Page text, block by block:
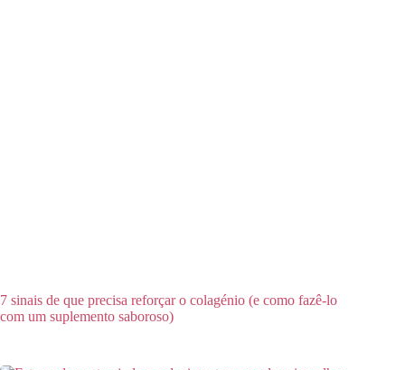
7 sinais de que precisa reforçar o colagénio (e como fazê-lo
com um suplemento saboroso)